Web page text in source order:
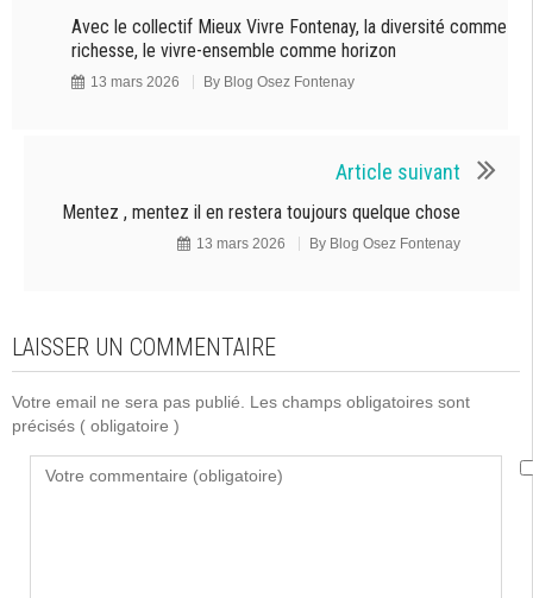
Avec le collectif Mieux Vivre Fontenay, la diversité comme
richesse, le vivre-ensemble comme horizon
13 mars 2026 By Blog Osez Fontenay
Article suivant
Mentez , mentez il en restera toujours quelque chose
13 mars 2026 By Blog Osez Fontenay
LAISSER UN COMMENTAIRE
Votre email ne sera pas publié. Les champs obligatoires sont
précisés ( obligatoire )